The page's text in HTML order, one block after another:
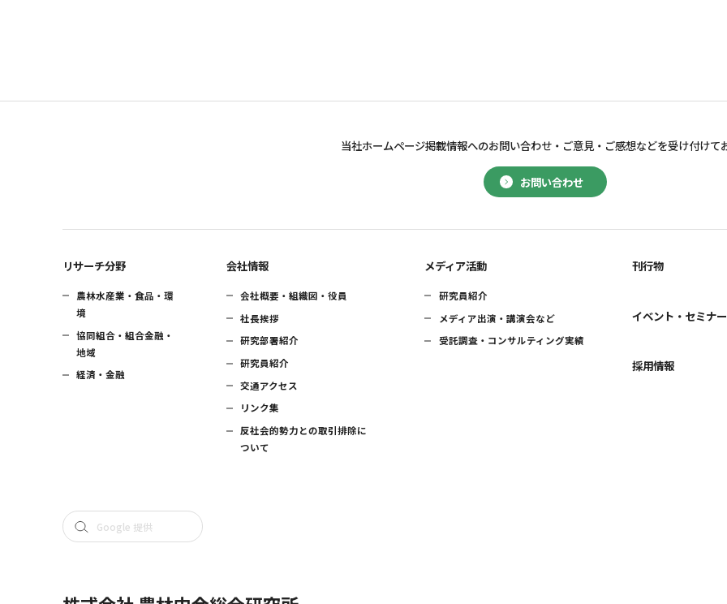
お問い合わせ
当社ホームページ掲載情報へのお問い合わせ・ ご意見・ご感想などを受け付けて
リサーチ分野
農林水産業・食品・環
境
協同組合・組合金融・
地域
経済・金融
会社情報
会社概要・組織図・役員
社長挨拶
研究部署紹介
研究員紹介
交通アクセス
リンク集
反社会的勢力との取引排除に
ついて
メディア活動
研究員紹介
メディア出演・講演会など
受託調査・コンサルティング実績
刊行物
イベント・セミナー
採用情報